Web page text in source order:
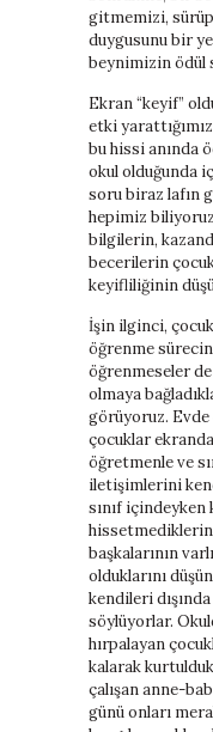
gitmemizi, sürüp
duygusunu bir
beynimizin
Ekran “keyif”
etki
bu hissi anında
okul olduğunda
soru biraz lafın
hepimiz
bilgilerin,
becerilerin
keyifliliğinin
İşin ilginci,
öğrenme
öğrenmeseler de
olmaya
görüyoruz. Evde
çocuklar
öğretmenle ve
iletişimlerini
sınıf
hissetmediklerini,
başkalarının
olduklarını
kendileri
söylüyorlar.
hırpalayan
kalarak
çalışan anne-
günü onları